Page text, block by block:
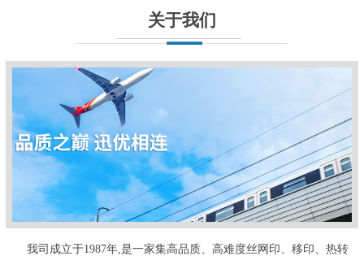
关于我们
我司成立于1987年,是一家集高品质、高难度丝网印、移印、热转